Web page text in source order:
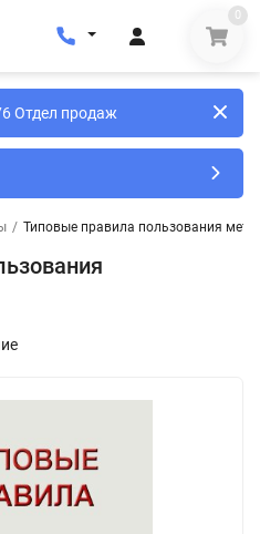
0
Отдел продаж
/ Типовые правила пользования